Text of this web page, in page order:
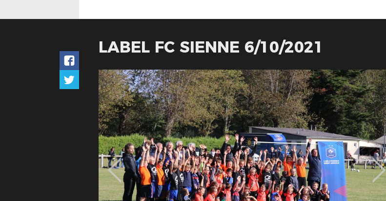
LABEL FC SIENNE 6/10/2021